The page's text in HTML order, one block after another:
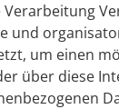
Verarbeitung
und
um einen
über diese